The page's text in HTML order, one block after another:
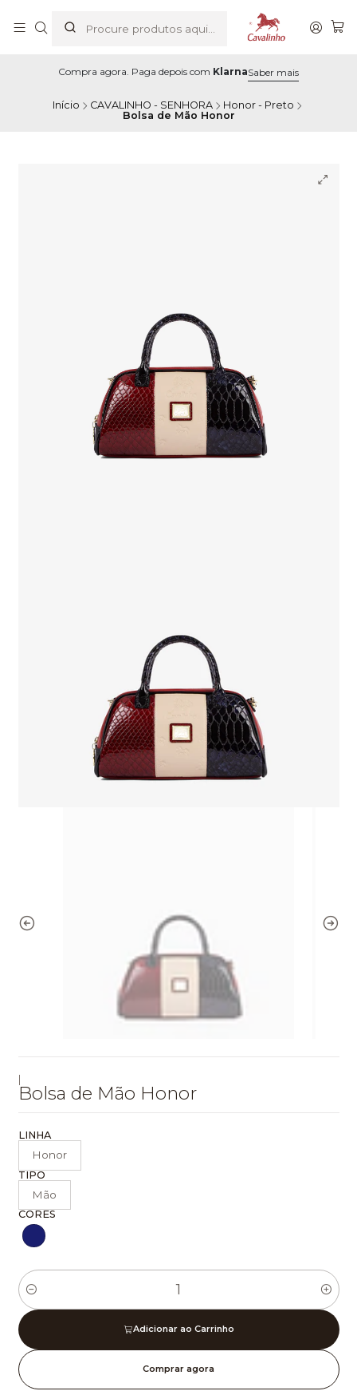
Compra agora. Paga depois com KlarnaSaber mais
Início CAVALINHO - SENHORA
Honor - Preto
Bolsa de Mão Honor
Bolsa de Mão Honor
LINHA
Honor
TIPO
Mão
CORES
Quantidade
Adicionar ao Carrinho
Comprar agora